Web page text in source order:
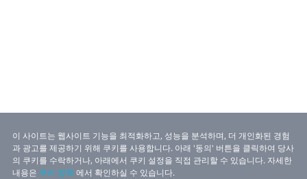
이 사이트는 웹사이트 기능을 최적화하고, 성능을 분석하며, 더 개인화된 경험
과 광고를 제공하기 위해 쿠키를 사용합니다. 아래 '동의' 버튼을 클릭하여 당사
의 쿠키를 수락하거나, 아래에서 쿠키 설정을 직접 관리할 수 있습니다. 자세한
내용은 쿠키 정책 에서 확인하실 수 있습니다.